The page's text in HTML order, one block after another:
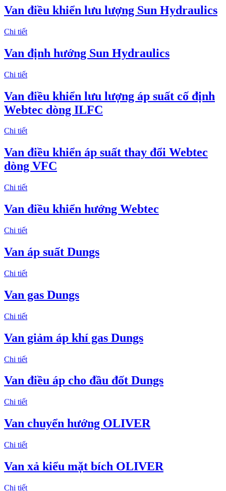
Van điều khiển lưu lượng Sun Hydraulics
Chi tiết
Van định hướng Sun Hydraulics
Chi tiết
Van điều khiển lưu lượng áp suất cố định
Webtec dòng ILFC
Chi tiết
Van điều khiển áp suất thay đổi Webtec
dòng VFC
Chi tiết
Van điều khiển hướng Webtec
Chi tiết
Van áp suất Dungs
Chi tiết
Van gas Dungs
Chi tiết
Van giảm áp khí gas Dungs
Chi tiết
Van điều áp cho đầu đốt Dungs
Chi tiết
Van chuyển hướng OLIVER
Chi tiết
Van xả kiểu mặt bích OLIVER
Chi tiết